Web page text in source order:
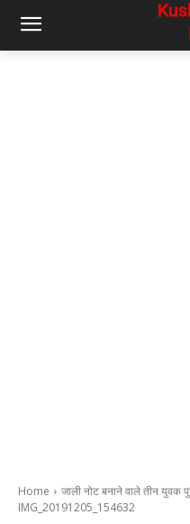
Home
जाली नोट बनाने वाले तीन युवक
IMG_20191205_154632